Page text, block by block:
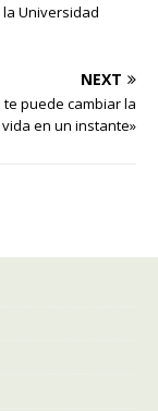
Universidad
NEXT
puede cambiar la
vida en un instante»